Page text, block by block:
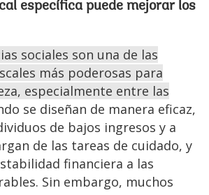
específica puede mejorar los
sociales son una de las
más poderosas para
especialmente entre las
se diseñan de manera eficaz,
de bajos ingresos y a
de las tareas de cuidado, y
financiera a las
Sin embargo, muchos